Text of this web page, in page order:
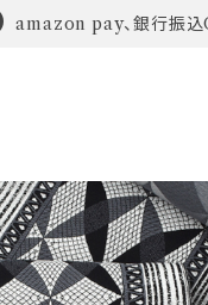
amazon pay、銀行振込